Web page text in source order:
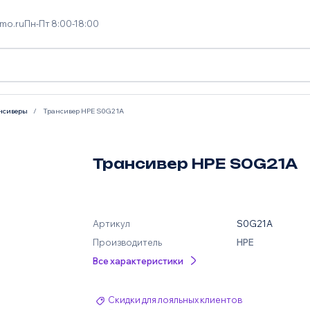
Пн-Пт 8:00-18:00
Трансивер HPE S0G21A
Трансивер HPE S0G21A
Артикул
S0G21A
Производитель
HPE
Все характеристики
Скидки для лояльных клиентов